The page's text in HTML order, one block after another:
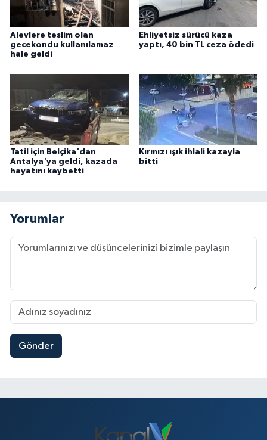
Alevlere teslim olan
gecekondu kullanılamaz
hale geldi
Ehliyetsiz sürücü kaza
yaptı, 40 bin TL ceza ödedi
Tatil için Belçika'dan
Antalya'ya geldi, kazada
hayatını kaybetti
Kırmızı ışık ihlali kazayla
bitti
Yorumlar
Gönder